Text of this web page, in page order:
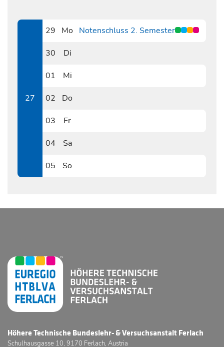
27
29
Mo Notenschluss 2. Semester
30
Di
01
Mi
02
Do
03
Fr
04
Sa
05
So
Höhere Technische Bundeslehr- & Versuchsanstalt Ferlach
Schulhausgasse 10, 9170 Ferlach, Austria